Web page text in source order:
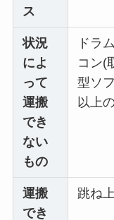
ス
状況
によ
って
運搬
でき
ない
もの
ドラ
コン(
型ソ
以上
運搬
でき
跳ね